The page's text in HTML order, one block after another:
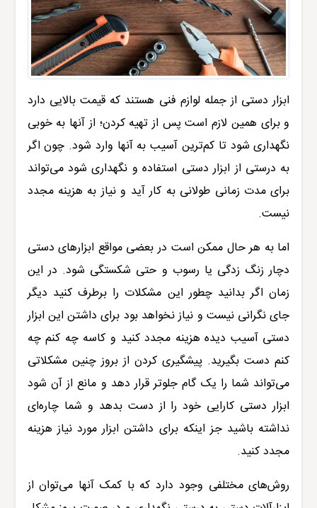
ابزار دستی از جمله لوازم فنی هستند که قیمت بالایی دارد
و برای همین لازم است پس از تهیه کردن؛ از آنها به خوبی
نگهداری شود تا کم‌ترین آسیب به آنها وارد شود. چون اگر
به درستی از ابزار دستی استفاده و نگهداری شود می‌تواند
برای مدت زمانی طولانی به کار آید و نیاز به هزینه مجدد
نیست.
اما به هر حال ممکن است در بعضی مواقع ابزارهای دستی
دچار زنگ زدگی یا رسوب و حتی شکستگی شود. در این
زمان اگر بدانید چطور این مشکلات را برطرف کنید دیگر
جای نگرانی نیست و نیاز نخواهد بود برای داشتن این ابزار
دستی آسیب دیده هزینه مجدد کنید و کاسه چه کنم چه
کنم دست بگیرید. پیشگیری کردن از بروز چنین مشکلاتی
می‌تواند شما را یک گام جلوتر قرار دهد و مانع از آن شود
ابزار دستی کارایی خود را از دست بدهد و شما چاره‌ای
نداشته باشید جز اینکه برای داشتن ابزار مورد نیاز هزینه
مجدد کنید.
روش‌های مختلفی وجود دارد که با کمک آنها می‌توان از